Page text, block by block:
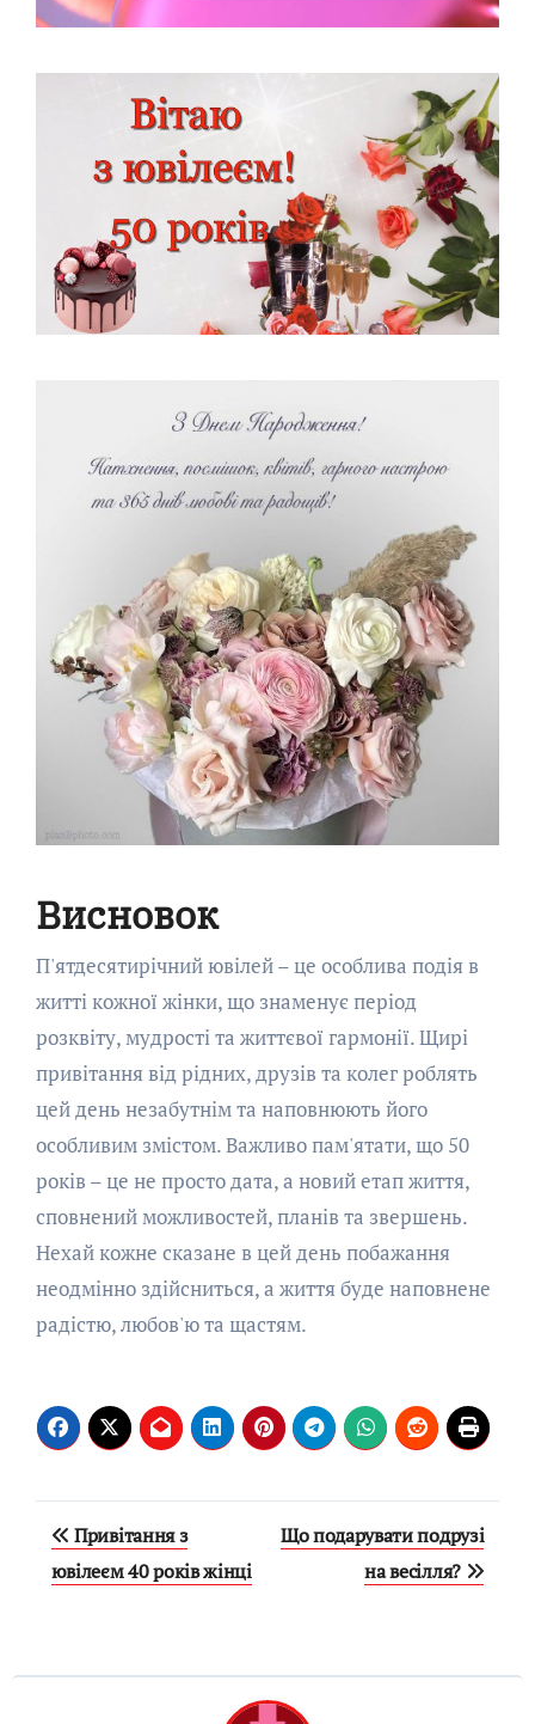
Висновок
П'ятдесятирічний ювілей – це особлива подія в
житті кожної жінки, що знаменує період
розквіту, мудрості та життєвої гармонії. Щирі
привітання від рідних, друзів та колег роблять
цей день незабутнім та наповнюють його
особливим змістом. Важливо пам'ятати, що 50
років – це не просто дата, а новий етап життя,
сповнений можливостей, планів та звершень.
Нехай кожне сказане в цей день побажання
неодмінно здійсниться, а життя буде наповнене
радістю, любов'ю та щастям.
Навигация
по
Привітання з
ювілеєм 40 років жінці
Що подарувати подрузі
на весілля?